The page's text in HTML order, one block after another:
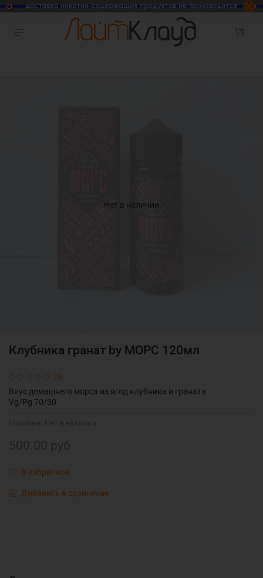
Нет в наличии
(0)
Клубника гранат by МОРС 120мл
В избранное
Добавить в сравнение
Вкус домашнего морса из ягод клубники и граната
Vg/Pg 70/30